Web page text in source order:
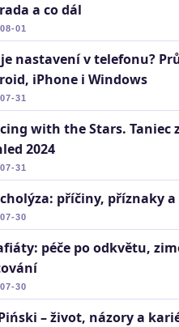
a co dál
01
je nastavení v telefonu?
iPhone i Windows
31
with the Stars. Taniec
2024
31
příčiny, příznaky a
30
péče po odkvětu,
30
– život, názory a